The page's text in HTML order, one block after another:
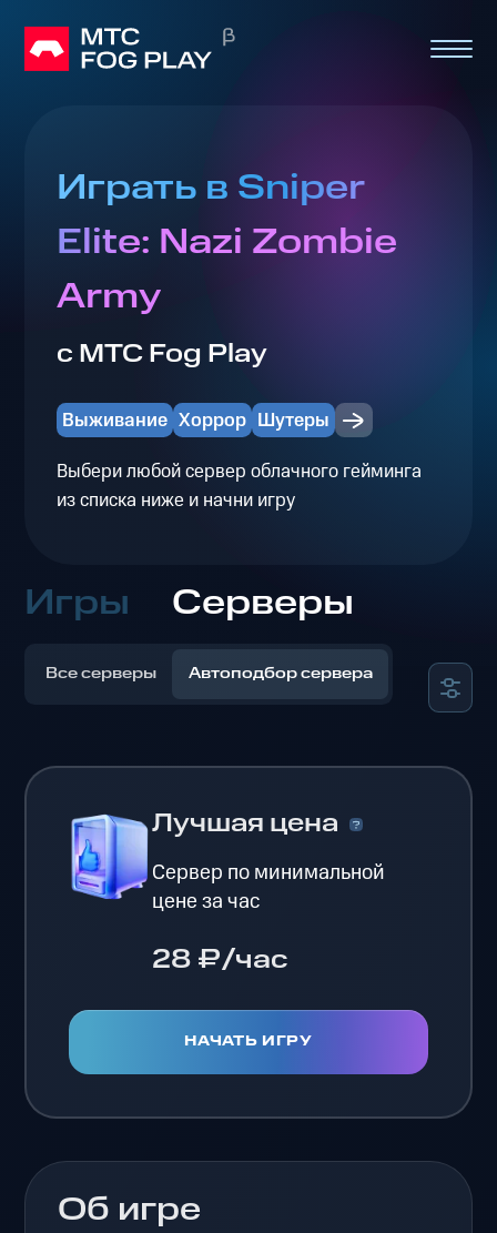
Играть в Sniper
Elite: Nazi Zombie
Army
с МТС Fog Play
Выживание Хоррор Шутеры
Выбери любой сервер облачного гейминга
из списка ниже и начни игру
Игры Серверы
Все серверы Автоподбор сервера
Лучшая цена
Сервер по минимальной
цене за час
28 ₽/час
НАЧАТЬ ИГРУ
Об игре